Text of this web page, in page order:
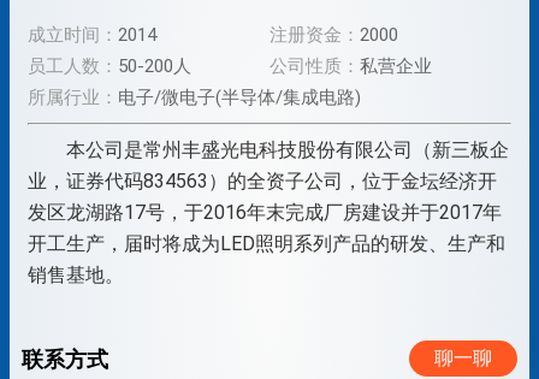
成立时间： 2014 注册资金： 2000
员工人数： 50-200人 公司性质： 私营企业
所属行业： 电子/微电子(半导体/集成电路)
本公司是常州丰盛光电科技股份有限公司（新三板企
业，证券代码834563）的全资子公司，位于金坛经济开
发区龙湖路17号，于2016年末完成厂房建设并于2017年
开工生产，届时将成为LED照明系列产品的研发、生产和
销售基地。
联系方式 聊一聊